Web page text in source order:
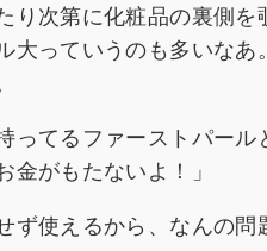
り次第に化粧品の裏側を
っていうのも多いなあ
てるファーストパール
がもたないよ！」
使えるから、なんの問